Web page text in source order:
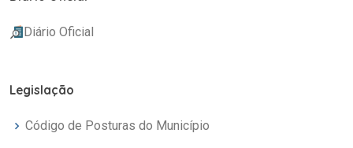
Diário Oficial
Legislação
Código de Posturas do Município